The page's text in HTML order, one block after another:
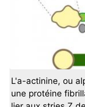
L'a-actinine, ou
une protéine